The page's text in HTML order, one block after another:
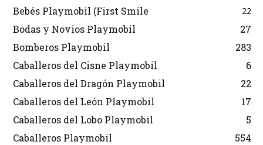
Bebés Playmobil (First Smile
22
Bodas y Novios Playmobil
27
Bomberos Playmobil
283
Caballeros del Cisne Playmobil
6
Caballeros del Dragón Playmobil
22
Caballeros del León Playmobil
17
Caballeros del Lobo Playmobil
5
Caballeros Playmobil
554